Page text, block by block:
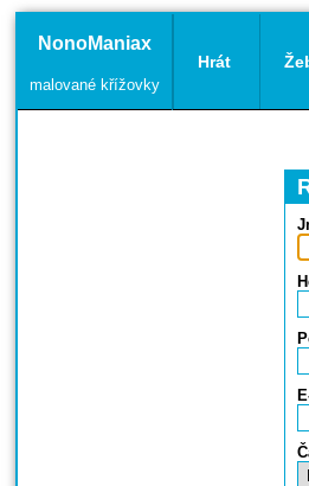
NonoManiax
malované křížovky
Hrát